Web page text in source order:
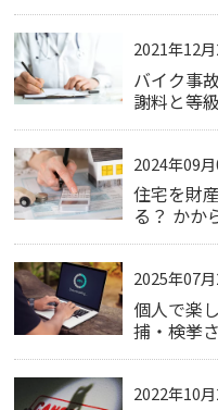
2021年12
バイク事
謝料と等
2024年09
住宅を財
る？ かか
2025年07
個人で楽
捕・検挙
2022年10